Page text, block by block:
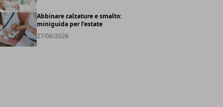
Abbinare calzature e smalto:
miniguida per l’estate
27/06/2026